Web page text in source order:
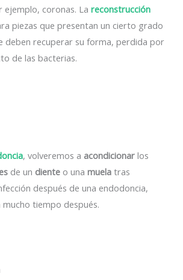
coronas. La reconstrucción
piezas que presentan un cierto grado
deben recuperar su forma, perdida por
de las bacterias.
, volveremos a acondicionar los
de un diente o una muela tras
después de una endodoncia,
tiempo después.